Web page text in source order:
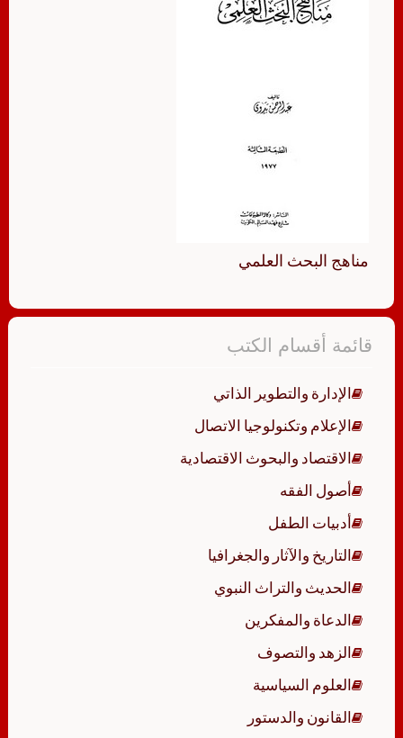
مناهج البحث العلمي
قائمة أقسام الكتب
الإدارة والتطوير الذاتي
الإعلام وتكنولوجيا الاتصال
الاقتصاد والبحوث الاقتصادية
أصول الفقه
أدبيات الطفل
التاريخ والآثار والجغرافيا
الحديث والتراث النبوي
الدعاة والمفكرين
الزهد والتصوف
العلوم السياسية
القانون والدستور